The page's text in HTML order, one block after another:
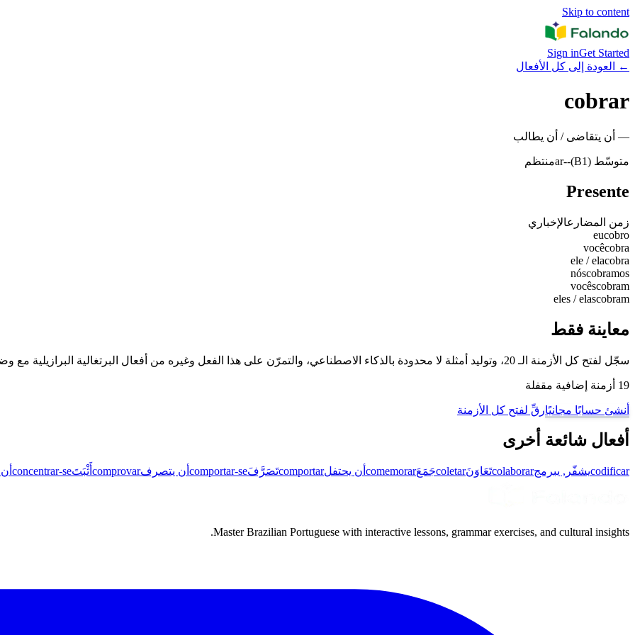
Skip to content
Sign inGet Started
←
العودة إلى كل الأفعال
cobrar
— أن يتقاضى / أن يطالب
متوسّط (B1) -
-ar منتظم
Presente
زمن المضارعالإخباري
eucobro
vocêcobra
ele / elacobra
nóscobramos
vocêscobram
eles / elascobram
معاينة فقط
سجّل لفتح كل الأزمنة الـ 20، وتوليد أمثلة لا محدودة بالذكاء الاصطناعي، والتمرّن على هذا الفعل وغيره من أفعال البرتغالية البرازيلية مع وضع تدريب تصريف الأفعال لدينا.
19 أزمنة إضافية مقفلة
أنشئ حسابًا مجانيًارقِّ لفتح كل الأزمنة
أفعال شائعة أخرى
codificarيشفّر, يبرمجcolaborarتَعَاوَنَcoletarجَمَعَcomemorar أن يحتفلcomportarتَصَرَّفَcomportar-se أن يتصرفcomprovar أَثْبَتَconcentrar-se
Master Brazilian Portuguese with interactive lessons, grammar exercises, and cultural insights.